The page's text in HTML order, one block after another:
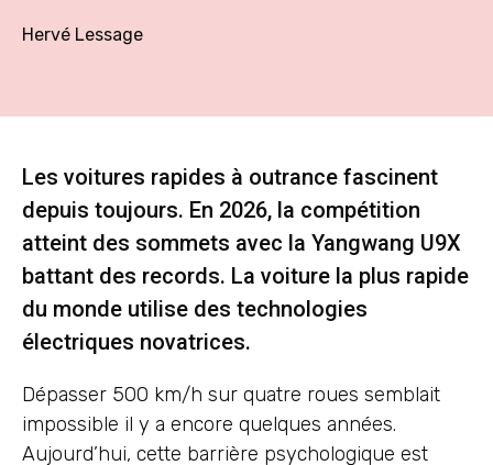
Hervé Lessage
Les voitures rapides à outrance fascinent
depuis toujours. En 2026, la compétition
atteint des sommets avec la Yangwang U9X
battant des records. La voiture la plus rapide
du monde utilise des technologies
électriques novatrices.
Dépasser 500 km/h sur quatre roues semblait
impossible il y a encore quelques années.
Aujourd’hui, cette barrière psychologique est